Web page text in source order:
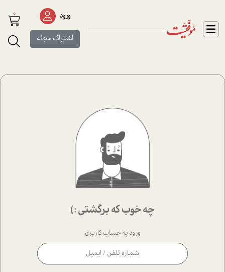
ورود
اشتراک مجله
0
چه خوب که برگشتی :)
ورود به حساب کاربری